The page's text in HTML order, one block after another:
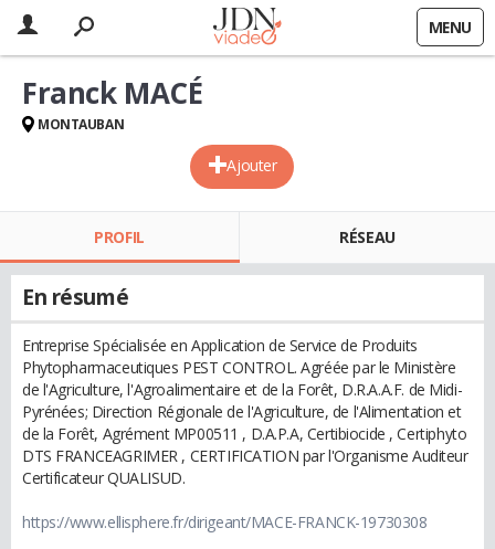
MENU
Ajouter
Franck MACÉ
MONTAUBAN
PROFIL RÉSEAU
En résumé
Entreprise Spécialisée en Application de Service de Produits
Phytopharmaceutiques PEST CONTROL. Agréée par le Ministère
de l'Agriculture, l'Agroalimentaire et de la Forêt, D.R.A.A.F. de Midi-
Pyrénées; Direction Régionale de l'Agriculture, de l'Alimentation et
de la Forêt, Agrément MP00511 , D.A.P.A, Certibiocide , Certiphyto
DTS FRANCEAGRIMER , CERTIFICATION par l'Organisme Auditeur
Certificateur QUALISUD.
https://www.ellisphere.fr/dirigeant/MACE-FRANCK-19730308